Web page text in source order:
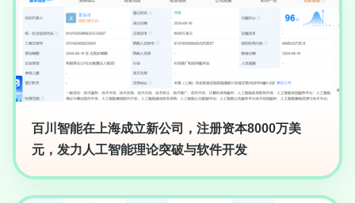
百川智能在上海成立新公司，注册资本8000万美
元，发力人工智能理论突破与软件开发